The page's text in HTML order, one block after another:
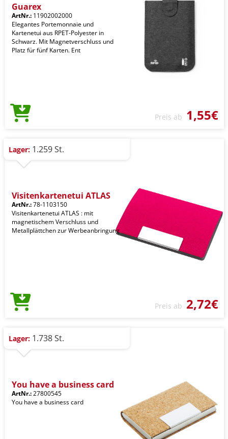
Guarex
ArtNr.: 11902002000
Elegantes Portemonnaie und
Kartenetui aus RPET-Polyester in
Schwarz. Mit Magnetverschluss und
Platz für fünf Karten. Ent
Preis ab 1,55€
Lager: 1.259 St.
Visitenkartenetui ATLAS
ArtNr.:78-1103150
Visitenkartenetui ATLAS : mit
magnetischem Verschluss und
Metallplättchen zur Werbeanbringung
Preis ab 2,72€
Lager: 1.738 St.
You have a business card
ArtNr.:27800545
You have a business card